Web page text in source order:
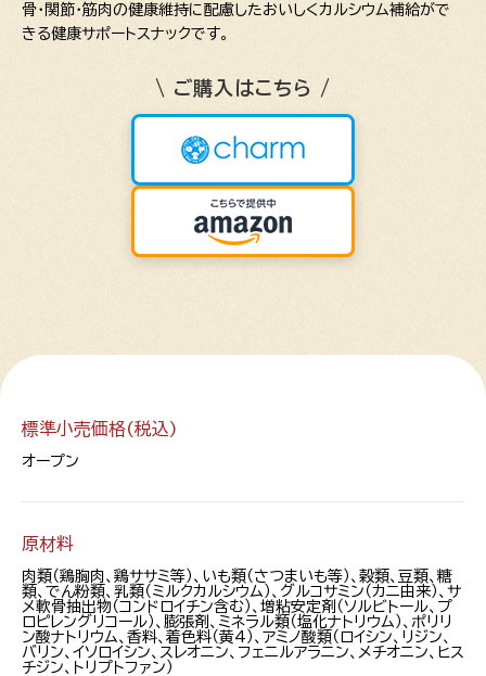
骨・関節・筋肉の健康維持に配慮したおいしくカルシウム補給がで
きる健康サポートスナックです。
\ ご購入はこちら /
標準小売価格(税込)
オープン
原材料
肉類（鶏胸肉、鶏ササミ等）、いも類（さつまいも等）、穀類、豆類、糖
類、でん粉類、乳類（ミルクカルシウム）、グルコサミン（カニ由来）、サ
メ軟骨抽出物（コンドロイチン含む）、増粘安定剤（ソルビトール、プ
ロピレングリコール）、膨張剤、ミネラル類（塩化ナトリウム）、ポリリ
ン酸ナトリウム、香料、着色料（黄4）、アミノ酸類（ロイシン、リジン、
バリン、イソロイシン、スレオニン、フェニルアラニン、メチオニン、ヒス
チジン、トリプトファン）